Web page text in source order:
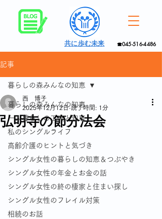
☎045-516-4486
共に歩む未来
記事
暮らしの森みんなの知恵
一人暮らしの工夫と知恵
私のシングルライフ
高齢介護のヒントと気づき
シングル女性の暮らしの知恵＆つぶやき
シングル女性の年金とお金の話
シングル女性の終の棲家と住まい探し
シングル女性のフレイル対策
相続のお話
暮らしの森みんなの知恵
弘明寺の節分法会
西 博子
2025年12月12日 読了時間: 1分